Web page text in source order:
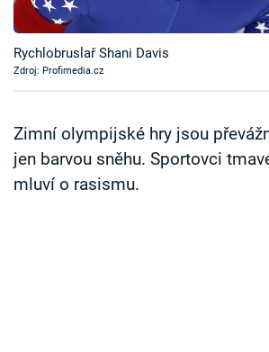
Sledujte prima+
Sledujte nás
Rychlobruslař Shani Davis
Zdroj: Profimedia.cz
Zimní olympijské hry jsou
jen barvou sněhu. Sportovci
mluví o rasismu.